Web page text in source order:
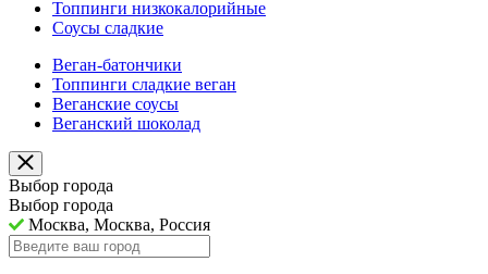
Топпинги низкокалорийные
Соусы сладкие
Веган-батончики
Топпинги сладкие веган
Веганские соусы
Веганский шоколад
Выбор города
Выбор города
Москва, Москва, Россия